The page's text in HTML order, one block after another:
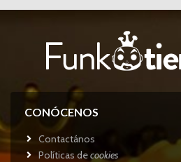
CONÓCENOS
Contactános
Políticas decookies